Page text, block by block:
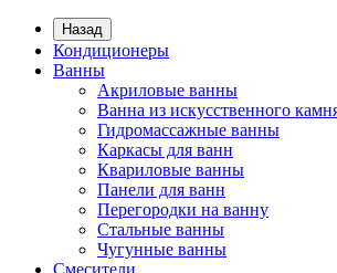
Назад
Кондиционеры
Ванны
Акриловые ванны
Ванна из искусственного
Гидромассажные ванны
Каркасы для ванн
Квариловые ванны
Панели для ванн
Перегородки на ванну
Стальные ванны
Чугунные ванны
Смесители